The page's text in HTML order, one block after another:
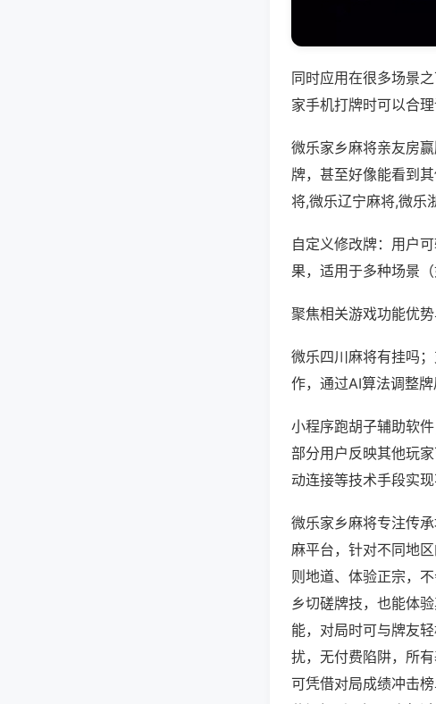
同时应用在很多场景
家手机打牌时可以合
微乐家乡麻将亲友房
牌，甚至好像能看到
将,微乐辽宁麻将,微乐
自定义修改牌：用户
果，适用于多种场景
聚焦相关游戏功能优势
微乐四川麻将有挂吗
作，通过AI算法调整牌
小程序跑胡子辅助软件
部分用户反映其他玩
动连接等技术手段实现
微乐家乡麻将专注传
麻平台，针对不同地
则地道、体验正宗，
乡切磋牌技，也能体
能，对局时可与牌友
扰，无付费陷阱，所
可凭借对局成绩冲击